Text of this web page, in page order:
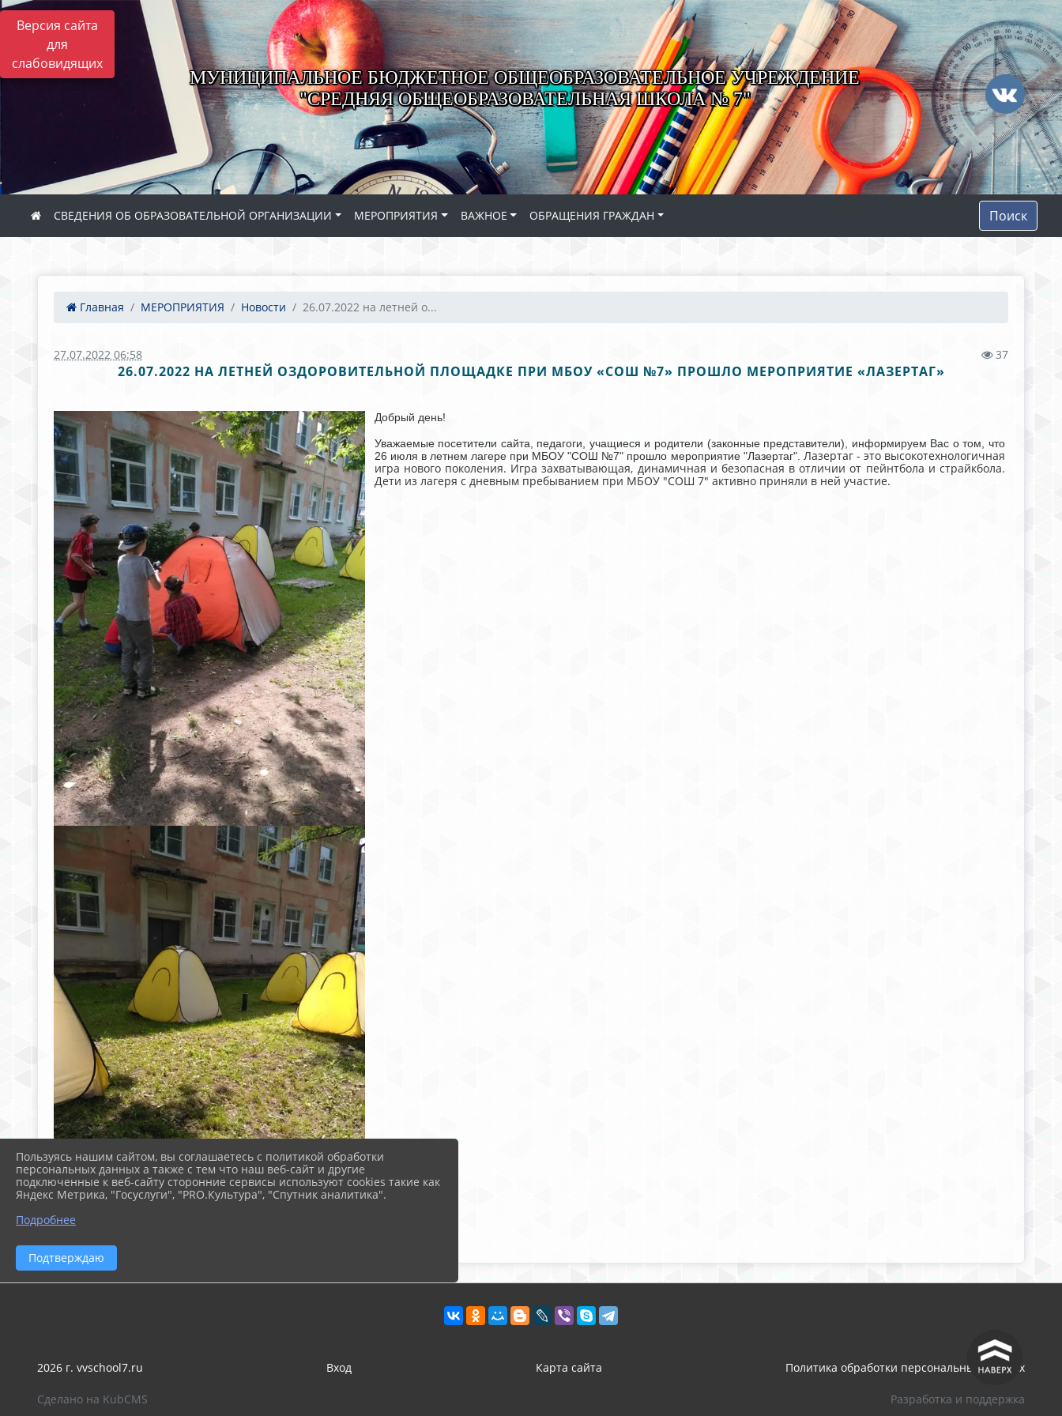
Версия сайта
для
слабовидящих
МУНИЦИПАЛЬНОЕ БЮДЖЕТНОЕ ОБЩЕОБРАЗОВАТЕЛЬНОЕ УЧРЕЖДЕНИЕ
"СРЕДНЯЯ ОБЩЕОБРАЗОВАТЕЛЬНАЯ ШКОЛА № 7"
СВЕДЕНИЯ ОБ ОБРАЗОВАТЕЛЬНОЙ ОРГАНИЗАЦИИ МЕРОПРИЯТИЯ ВАЖНОЕ ОБРАЩЕНИЯ ГРАЖДАН Поиск
Главная МЕРОПРИЯТИЯ Новости 26.07.2022 на летней о...
27.07.2022 06:58 37
26.07.2022 НА ЛЕТНЕЙ ОЗДОРОВИТЕЛЬНОЙ ПЛОЩАДКЕ ПРИ МБОУ «СОШ №7» ПРОШЛО МЕРОПРИЯТИЕ «ЛАЗЕРТАГ»
Добрый день!
Уважаемые посетители сайта, педагоги, учащиеся и родители (законные представители), информируем Вас о том, что
26 июля в летнем лагере при МБОУ "СОШ №7" прошло мероприятие "Лазертаг". Лазертаг - это высокотехнологичная
игра нового поколения. Игра захватывающая, динамичная и безопасная в отличии от пейнтбола и страйкбола.
Дети из лагеря с дневным пребыванием при МБОУ "СОШ 7" активно приняли в ней участие.
^
2026 г. vvschool7.ru Вход Карта сайта Политика обработки персональных данных
Сделано на KubCMS Разработка и поддержка
Пользуясь нашим сайтом, вы соглашаетесь с политикой обработки
персональных данных а также с тем что наш веб-сайт и другие
подключенные к веб-сайту сторонние сервисы используют cookies такие как
Яндекс Метрика, "Госуслуги", "PRO.Культура", "Спутник аналитика".
Подробнее
Подтверждаю